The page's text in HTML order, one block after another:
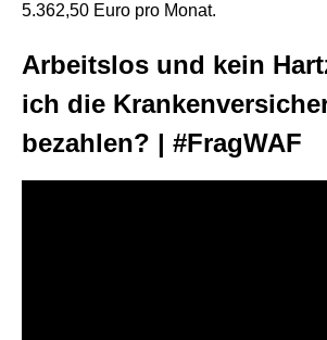
5.362,50 Euro pro Monat.
Arbeitslos und kein
ich die
bezahlen? | #FragWAF